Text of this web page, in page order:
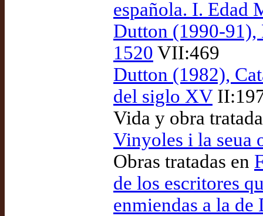
española. I. Edad
Dutton (1990-91),
1520 VII:469
Dutton (1982),
del siglo XV
Vida y obra
Vinyoles i la seua
Obras tratadas en
de los escritores
enmiendas a la